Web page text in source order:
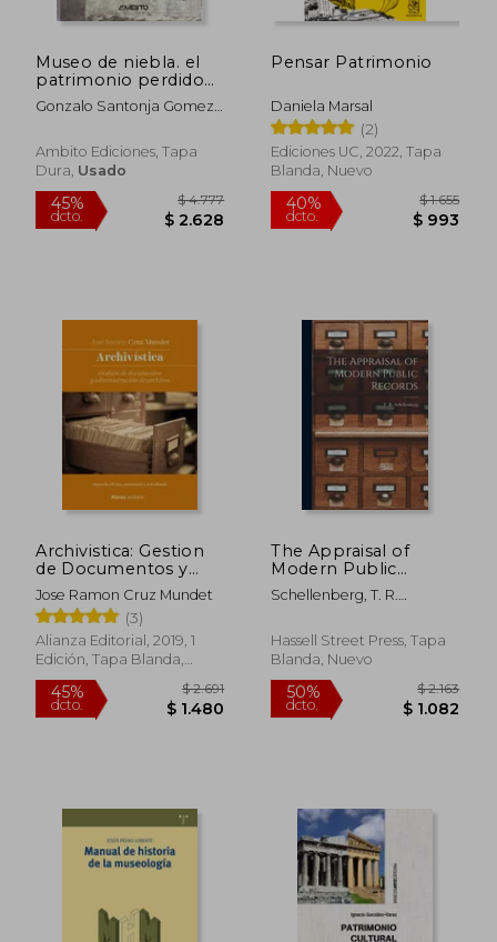
50% $ 2.056 40%
Museo de niebla. el
patrimonio perdido
de Castilla y León
Gonzalo Santonja Gomez-
Ambito Ediciones, Tapa
Dura, Usado
45%
dcto.
$ 4.777
$ 2.628
Pensar Patrimonio
Daniela Marsal
(2)
Ediciones UC, 2022, Tapa
Blanda, Nuevo
40%
dcto.
Archivistica: Gestion
de Documentos y
Administracion de
Archivos (Nueva
Edicion)
Jose Ramon Cruz Mundet
(3)
Alianza Editorial, 2019, 1
Edición, Tapa Blanda,
Nuevo
The Appraisal of
Modern Public
Records (en Inglés)
Schellenberg, T. R.
Hassell Street Press, Tapa
Blanda, Nuevo